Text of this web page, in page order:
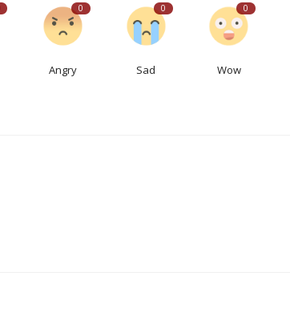
0
Angry
0
Sad
0
Wow